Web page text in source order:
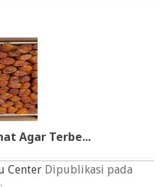
Agar Terbe...
Center Dipublikasi pada